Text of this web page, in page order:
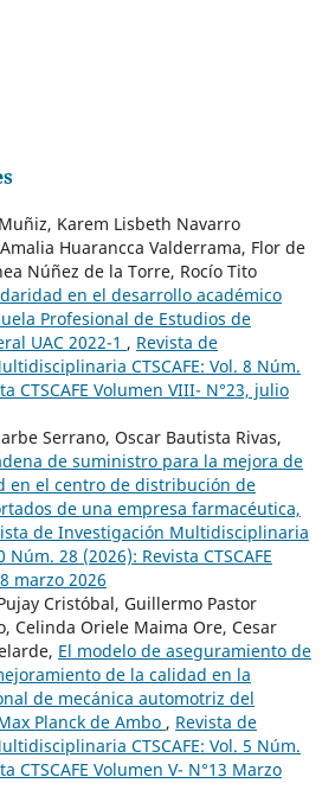
Karem Lisbeth Navarro
Huarancca Valderrama, Flor de
Núñez de la Torre, Rocío Tito
en el desarrollo académico
Profesional de Estudios de
UAC 2022-1 , Revista de
CTSCAFE: Vol. 8 Núm.
CTSCAFE Volumen VIII- N°23, julio
Serrano, Oscar Bautista Rivas,
de suministro para la mejora de
en el centro de distribución de
de una empresa farmacéutica,
de Investigación Multidisciplinaria
Núm. 28 (2026): Revista CTSCAFE
marzo 2026
Cristóbal, Guillermo Pastor
Celinda Oriele Maima Ore, Cesar
El modelo de aseguramiento de
de la calidad en la
de mecánica automotriz del
Planck de Ambo , Revista de
CTSCAFE: Vol. 5 Núm.
CTSCAFE Volumen V- N°13 Marzo